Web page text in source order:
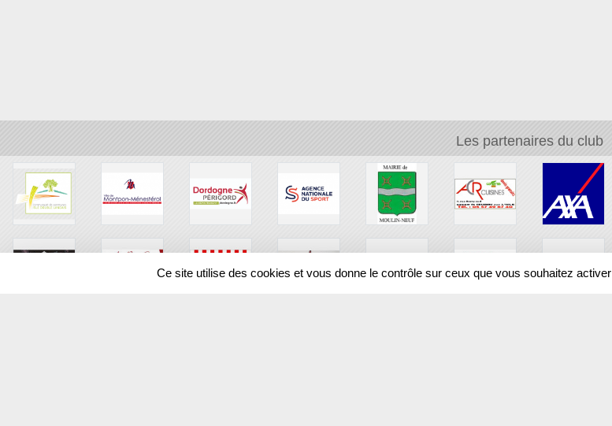
Les partenaires du club
Ce site utilise des cookies et vous donne le contrôle sur ceux que vous souhaitez activer